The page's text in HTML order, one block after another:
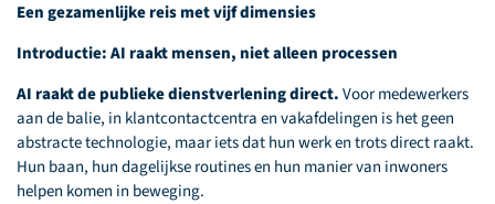
Een gezamenlijke reis met vijf dimensies
Introductie: AI raakt mensen, niet alleen processen
AI raakt de publieke dienstverlening direct.Voor medewerkers
aan de balie, in klantcontactcentra en vakafdelingen is het geen
abstracte technologie, maar iets dat hun werk en trots direct raakt.
Hun baan, hun dagelijkse routines en hun manier van inwoners
helpen komen in beweging.